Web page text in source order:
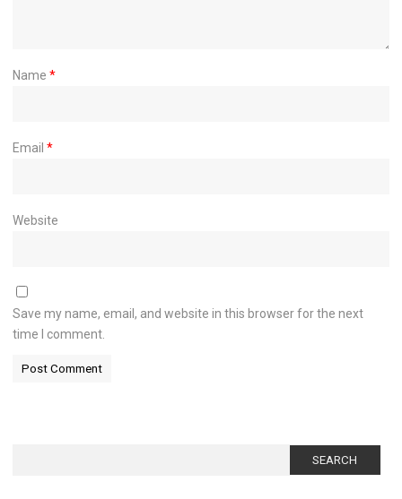
Name *
Email *
Website
Save my name, email, and website in this browser for the next
time I comment.